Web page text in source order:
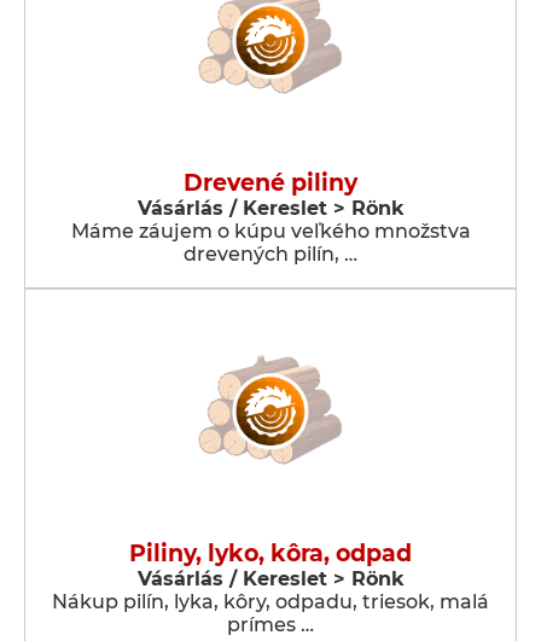
Drevené piliny
Vásárlás / Kereslet > Rönk
Máme záujem o kúpu veľkého množstva
drevených pilín, …
Piliny, lyko, kôra, odpad
Vásárlás / Kereslet > Rönk
Nákup pilín, lyka, kôry, odpadu, triesok, malá
prímes …